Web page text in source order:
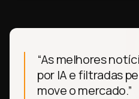
“As melhores
por IA e filtradas
move o mercado.”